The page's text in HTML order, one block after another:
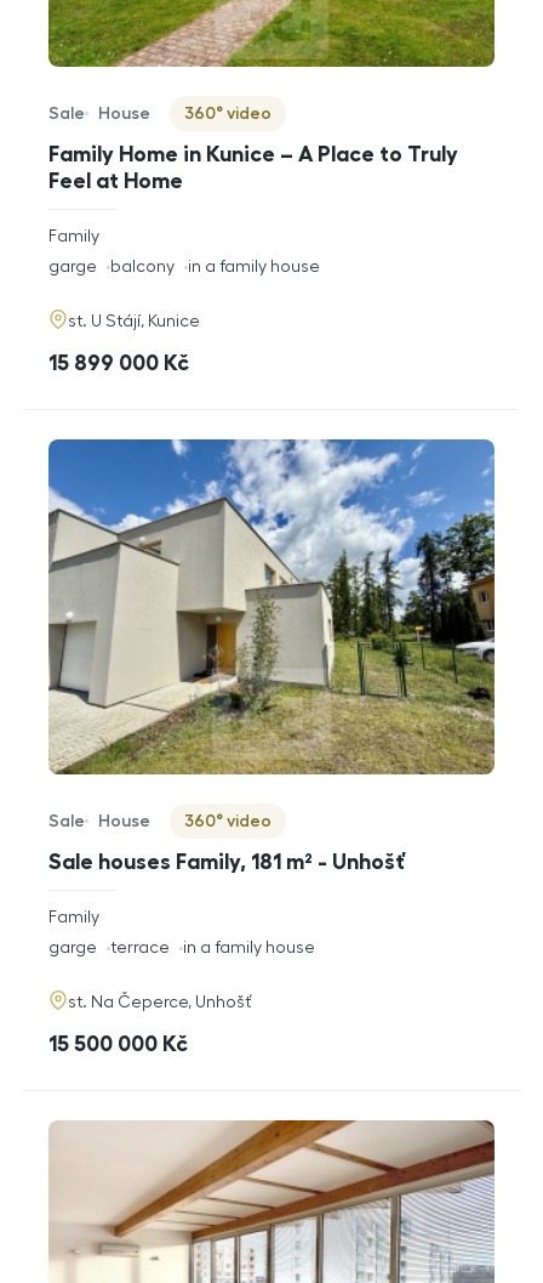
Family Home in Kunice – A Place to Truly
Feel at Home
Offer type
Sale
Property type
House
Virtuální prohlídka
360° video
rozměry
disposition
Family
funkce
garge balcony in a family house
adresa
st. U Stájí, Kunice
cena
15 899 000 Kč
Sale houses Family, 181 m² - Unhošť
Offer type
Sale
Property type
House
Virtuální prohlídka
360° video
rozměry
disposition
Family
funkce
garge terrace in a family house
adresa
st. Na Čeperce, Unhošť
cena
15 500 000 Kč